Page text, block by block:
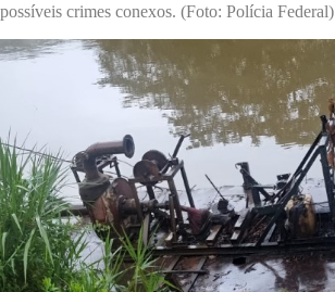
possíveis crimes conexos. (Foto: Polícia Federal)